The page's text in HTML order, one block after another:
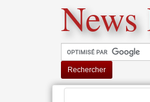
News
Rechercher